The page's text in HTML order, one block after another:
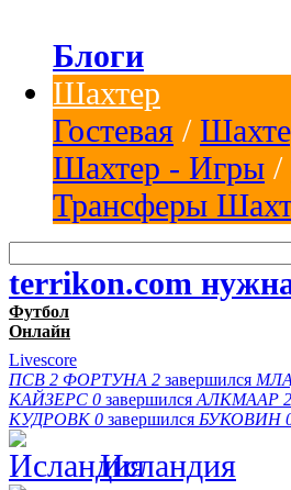
Блоги
Шахтер
Гостевая /
Шахтер - Игры /
Трансферы
terrikon.com
Футбол
Онлайн
Livescore
ПСВ 2 ФОРТУНА 2 завершился
КАЙЗЕРС 0 завершился АЛКМААР 2
КУДРОВК 0 завершился БУКОВИН
Исландия